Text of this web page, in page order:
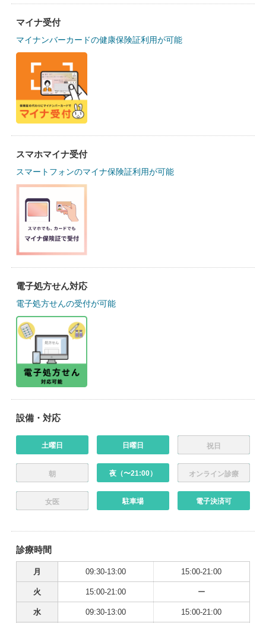
マイナ受付
マイナンバーカードの健康保険証利用が可能
スマホマイナ受付
スマートフォンのマイナ保険証利用が可能
電子処方せん対応
電子処方せんの受付が可能
設備・対応
土曜日 日曜日 祝日
朝 夜（〜21:00） オンライン診療
女医 駐車場 電子決済可
診療時間
月 09:30-13:00 15:00-21:00
火 15:00-21:00 ー
水 09:30-13:00 15:00-21:00